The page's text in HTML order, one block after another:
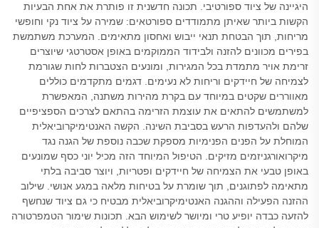
היגיינה של ציוד ספורטיבי. תכונה חדשנית זו פותרת את אחת הבעיות
הקשות ביותר שאיתן מתמודדים ספורטאים: שמירה על ציוד נקי וחופשי
מריחות, תוך הבטחת תנאי ייבוש ואחסון מתאימים. המערכת משתמשת
בפירים מכוונים להזנה ולבידוד הממוקמים באופן אסטרטגי שיוצרים
זרימת אויר מתמדת בכל המגירות, ומונעים הצטברות לחות שגורמת
לצמיחה של חיידקים וריחות לא נעימים. דגמים מתקדמים כוללים
מאווררים שקטים במיוחד עם בקרת מהירות משתנה, המאפשרת
למשתמשים להתאים את עוצמת הזרימה בהתאם לצרכים הספציפיים
שלהם ולהעדפות הרעש בסביבת השינה. הקשה האנטימיקרוביאלית
המוחלת על הפנים הפנימיות מספקת שכבה נוספת של הגנה נגד
מיקרואורגניזמים מזיקים. הטיפול המיוחד הזה מכיל יוני כסף שמונעים
באופן טבעי את הצמיחה של חיידקים ופטריות, ויוצר סביבה בלתי
מתאימה לפתוגנים, תוך שומרת על בטיחות מלאה במגע אנושי. שילוב
ההזנה הפעילה וההגנה האנטימיקרוביאלית מבטיח כי גם ציוד שנחשף
להזעה כבדה יופיע טרי ומיושר לשימוש הבא. תכונות שימור הטמפרטורה